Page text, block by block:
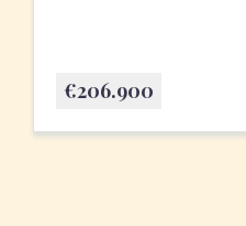
€206.900